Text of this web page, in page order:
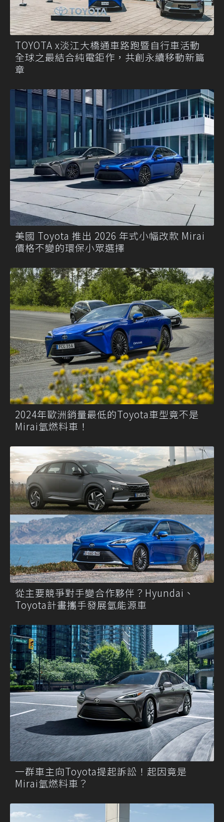
TOYOTA x淡江大橋通車路跑暨自行車活動
全球之最結合純電鉅作，共創永續移動新篇
章
美國 Toyota 推出 2026 年式小幅改款 Mirai
價格不變的環保小眾選擇
2024年歐洲銷量最低的Toyota車型竟不是
Mirai氫燃料車！
從主要競爭對手變合作夥伴？Hyundai、
Toyota計畫攜手發展氫能源車
一群車主向Toyota提起訴訟！起因竟是
Mirai氫燃料車？